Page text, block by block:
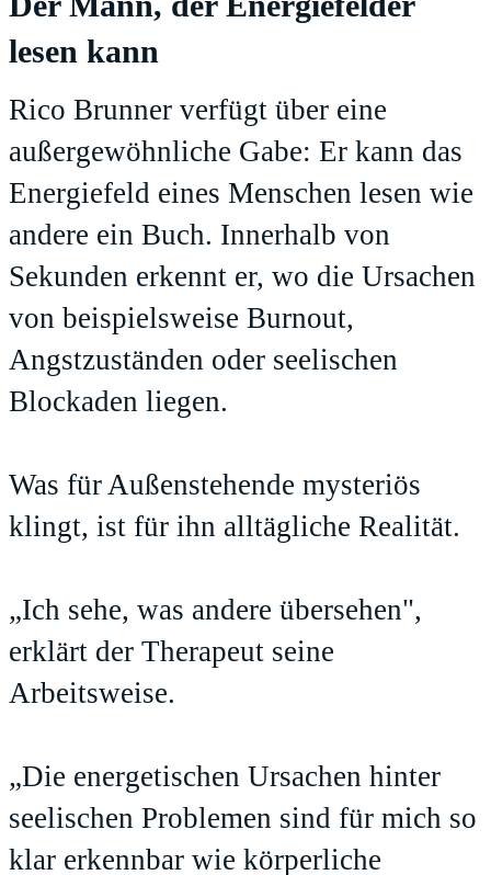
lesen kann
Rico Brunner verfügt über eine
außergewöhnliche Gabe: Er kann das
Energiefeld eines Menschen lesen wie
andere ein Buch. Innerhalb von
Sekunden erkennt er, wo die Ursachen
von beispielsweise Burnout,
Angstzuständen oder seelischen
Blockaden liegen.
Was für Außenstehende mysteriös
klingt, ist für ihn alltägliche Realität.
„Ich sehe, was andere übersehen",
erklärt der Therapeut seine
Arbeitsweise.
„Die energetischen Ursachen hinter
seelischen Problemen sind für mich so
klar erkennbar wie körperliche